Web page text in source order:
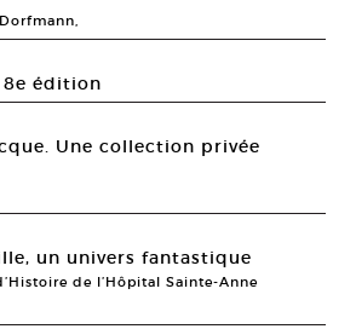
8e édition
Une collection privée
un univers fantastique
de l’Hôpital Sainte-Anne